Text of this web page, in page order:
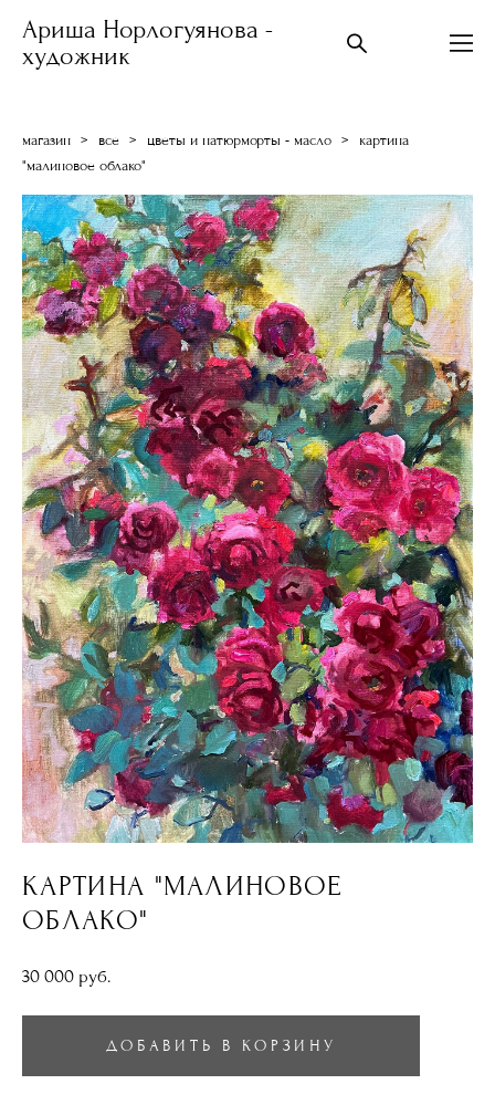
Ариша Норлогуянова -
художник
магазин > все > цветы и натюрморты - масло >
картина
"малиновое облако"
КАРТИНА "МАЛИНОВОЕ
ОБЛАКО"
30 000 pуб.
ДОБАВИТЬ В КОРЗИНУ